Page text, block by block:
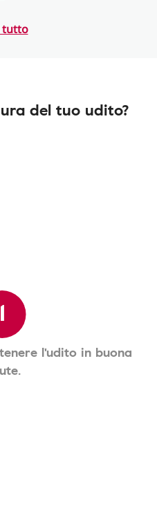
tutto
del tuo udito?
1
l'udito in buona